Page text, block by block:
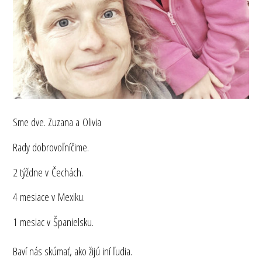
Sme dve. Zuzana a Olivia
Rady dobrovoľníčime.
2 týždne v Čechách.
4 mesiace v Mexiku.
1 mesiac v Španielsku.
Baví nás skúmať, ako žijú iní ľudia.